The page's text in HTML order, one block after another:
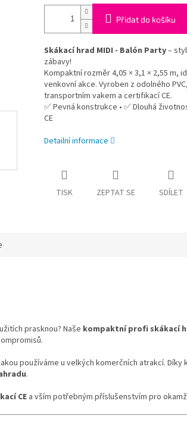
Přidat do košíku
Skákací hrad MIDI - Balón Party–
zábavy!
Kompaktní rozměr 4,05 × 3,1 × 2,55 m,
venkovní akce. Vyroben z odolného
transportním vakem a certifikací CE.
✅ Pevná konstrukce • ✅ Dlouhá
CE
Detailní informace
TISK ZEPTAT SE SDÍLET
prasknou? Naše kompaktní profi skákací
používáme u velkých komerčních atrakcí. Díky
.
CE a vším potřebným příslušenstvím pro